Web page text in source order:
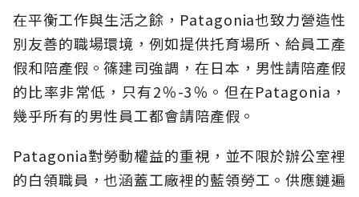
在平衡工作與生活之餘，Patagonia也致力營造性
別友善的職場環境，例如提供托育場所、給員工產
假和陪產假。篠建司強調，在日本，男性請陪產假
的比率非常低，只有2％-3％。但在Patagonia，
幾乎所有的男性員工都會請陪產假。
Patagonia對勞動權益的重視，並不限於辦公室裡
的白領職員，也涵蓋工廠裡的藍領勞工。供應鏈遍